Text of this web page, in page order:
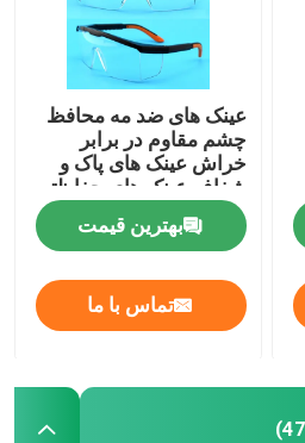
عینک های ضد مه محافظ
چشم مقاوم در برابر
خراش عینک های پاک و
شفاف عینک های حفاظتی
و گیرنده های ضد لغز قابل
تنظیم عینک های
آزمایشگاهی
بهترین قیمت
تماس با ما